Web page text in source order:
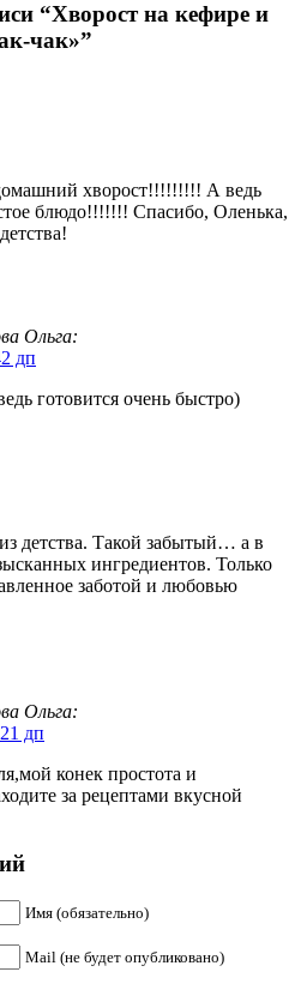
“Хворост на кефире и
чак»”
хворост!!!!!!!!! А ведь
блюдо!!!!!!! Спасибо, Оленька,
Ольга:
дп
готовится очень быстро)
детства. Такой забытый… а в
ингредиентов. Только
заботой и любовью
Ольга:
дп
конек простота и
за рецептами вкусной
Имя (обязательно)
Mail (не будет опубликовано)